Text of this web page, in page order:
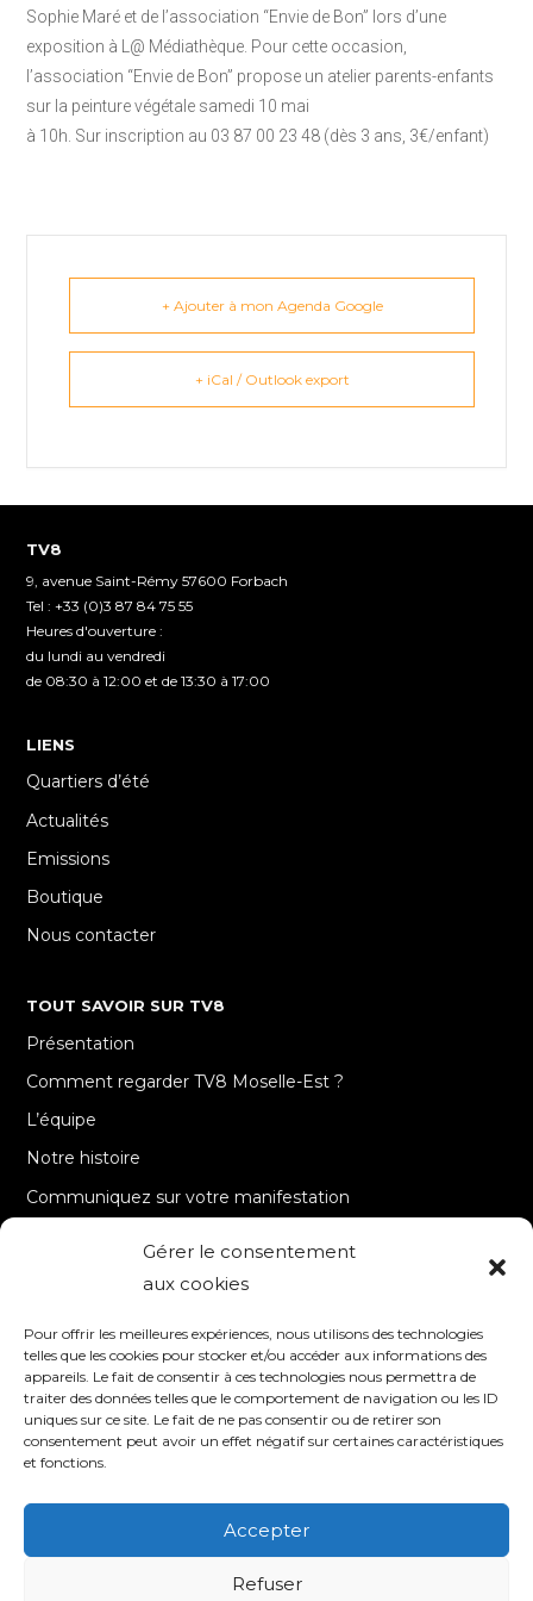
Gérer le consentement
aux cookies
Pour offrir les meilleures expériences, nous utilisons des technologies
telles que les cookies pour stocker et/ou accéder aux informations des
appareils. Le fait de consentir à ces technologies nous permettra de
traiter des données telles que le comportement de navigation ou les ID
uniques sur ce site. Le fait de ne pas consentir ou de retirer son
consentement peut avoir un effet négatif sur certaines caractéristiques
et fonctions.
Accepter
Refuser
Sophie Maré et de l’association “Envie de Bon” lors d’une
exposition à L@ Médiathèque. Pour cette occasion,
l’association “Envie de Bon” propose un atelier parents-enfants
sur la peinture végétale samedi 10 mai
à 10h. Sur inscription au 03 87 00 23 48 (dès 3 ans, 3€/enfant)
+ Ajouter à mon Agenda Google
+ iCal / Outlook export
TV8
9, avenue Saint-Rémy 57600 Forbach
Tel : +33 (0)3 87 84 75 55
Heures d'ouverture :
du lundi au vendredi
de 08:30 à 12:00 et de 13:30 à 17:00
LIENS
Quartiers d’été
Actualités
Emissions
Boutique
Nous contacter
TOUT SAVOIR SUR TV8
Présentation
Comment regarder TV8 Moselle-Est ?
L’équipe
Notre histoire
Communiquez sur votre manifestation
Contact
Mentions Légales / Crédits
Politique de cookies (UE)
Politique de confidentialité – RGPD